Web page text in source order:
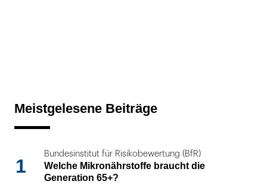
Meistgelesene Beiträge
1
Bundesinstitut für Risikobewertung (BfR)
Welche Mikronährstoffe braucht die
Generation 65+?